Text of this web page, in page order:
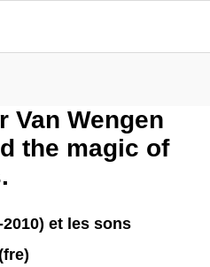
Van Wengen
the magic of
et les sons